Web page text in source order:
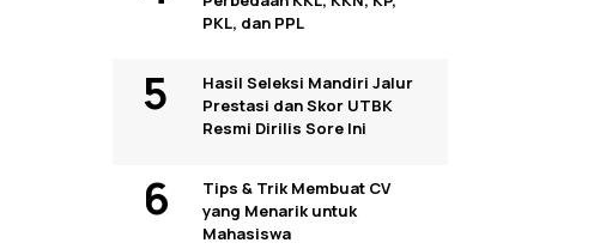
PKL, dan PPL
Hasil Seleksi Mandiri Jalur
Prestasi dan Skor UTBK
Resmi Dirilis Sore Ini
Tips & Trik Membuat CV
yang Menarik untuk
Mahasiswa